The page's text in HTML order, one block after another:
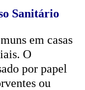
Sanitário
em casas
O
por papel
ou